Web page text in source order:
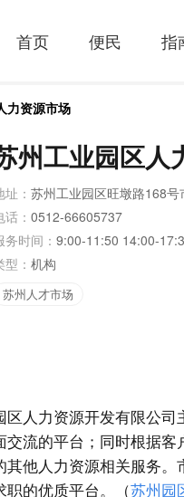
首页 便民 指
力资源市场
州工业园区人
址： 苏州工业园区旺墩路168号
话： 0512-66605737
务时间： 9:00-11:50 14:00-
型： 机构
苏州人才市场
人力资源开发有限公
流的平台；同时根据
他人力资源相关服务
的优质平台。（苏州园